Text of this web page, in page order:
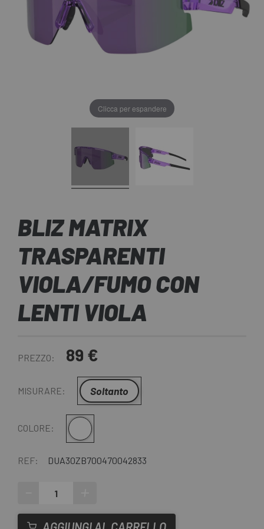
Clicca per espandere
BLIZ MATRIX
TRASPARENTI
VIOLA/FUMO CON
LENTI VIOLA
PREZZO: 89 €
MISURARE: Soltanto
COLORE:Trasparente
REF: DUA30ZB700470042833